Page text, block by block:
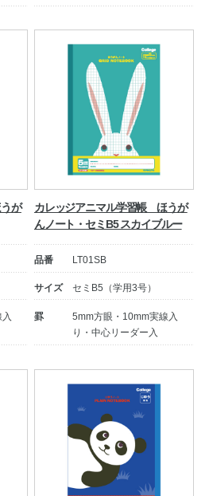
が
カレッジアニマル学習帳 ほうが
んノート・セミB5 スカイブルー
品番 LT01SB
サイズ セミB5（学用3号）
罫
5mm方眼・10mm実線入
り・中心リーダー入